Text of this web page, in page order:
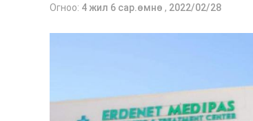
Огноо: 4 жил 6 сар.өмнө , 2022/02/28